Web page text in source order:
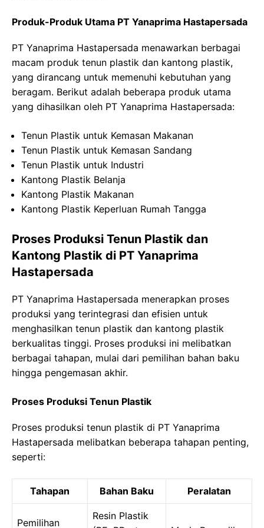
Produk-Produk Utama PT Yanaprima Hastapersada
PT Yanaprima Hastapersada menawarkan berbagai
macam produk tenun plastik dan kantong plastik,
yang dirancang untuk memenuhi kebutuhan yang
beragam. Berikut adalah beberapa produk utama
yang dihasilkan oleh PT Yanaprima Hastapersada:
Tenun Plastik untuk Kemasan Makanan
Tenun Plastik untuk Kemasan Sandang
Tenun Plastik untuk Industri
Kantong Plastik Belanja
Kantong Plastik Makanan
Kantong Plastik Keperluan Rumah Tangga
Proses Produksi Tenun Plastik dan
Kantong Plastik di PT Yanaprima
Hastapersada
PT Yanaprima Hastapersada menerapkan proses
produksi yang terintegrasi dan efisien untuk
menghasilkan tenun plastik dan kantong plastik
berkualitas tinggi. Proses produksi ini melibatkan
berbagai tahapan, mulai dari pemilihan bahan baku
hingga pengemasan akhir.
Proses Produksi Tenun Plastik
Proses produksi tenun plastik di PT Yanaprima
Hastapersada melibatkan beberapa tahapan penting,
seperti:
Tahapan Bahan Baku Peralatan
Pemilihan
Resin Plastik